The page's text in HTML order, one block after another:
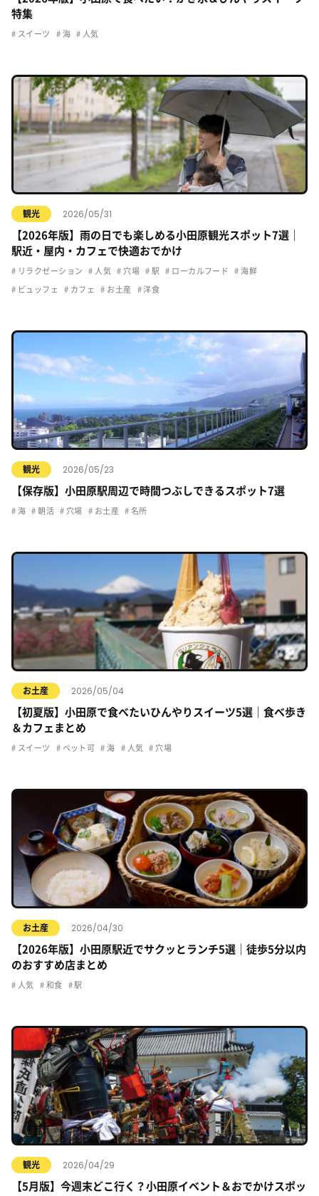
特集
スイーツ 海 人気
観光 2026/05/31
【2026年版】雨の日でも楽しめる小田原観光スポット7選｜
駅近・屋内・カフェで快適おでかけ
リラクゼーション 人気 穴場 駅 ローカルフード 海鮮
ビュッフェ カフェ お土産 洋食
観光 2026/05/23
【保存版】小田原駅周辺で時間つぶしできるスポット7選
海 朝活 穴場 お土産 名所
お土産 2026/05/04
【初夏版】小田原で食べたいひんやりスイーツ5選｜食べ歩き
＆カフェまとめ
スイーツ ペット可 海 人気 穴場
お土産 2026/04/30
【2026年版】小田原駅近でサクッとランチ5選｜徒歩5分以内
のおすすめ店まとめ
人気 和食 駅
観光 2026/04/29
【5月版】今週末どこ行く？小田原イベント＆おでかけスポッ